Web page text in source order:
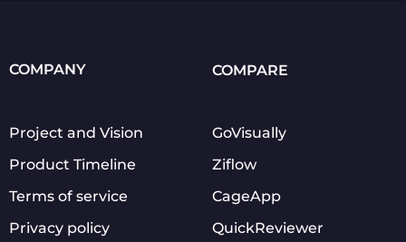
COMPANY
Project and Vision
Product Timeline
Terms of service
Privacy policy
COMPARE
GoVisually
Ziflow
CageApp
QuickReviewer